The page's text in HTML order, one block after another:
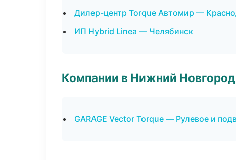
Дилер-центр Torque Автомир —
ИП Hybrid Linea — Челябинск
Компании в Нижний Новгород
GARAGE Vector Torque — Рулевое и